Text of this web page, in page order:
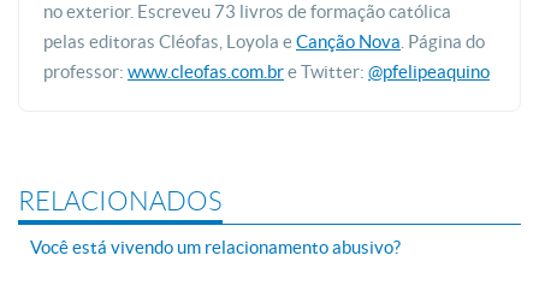
no exterior. Escreveu 73 livros de formação católica
pelas editoras Cléofas, Loyola eCanção Nova . Página do
professor: www.cleofas.com.bre Twitter: @pfelipeaquino
RELACIONADOS
Você está vivendo um relacionamento abusivo?